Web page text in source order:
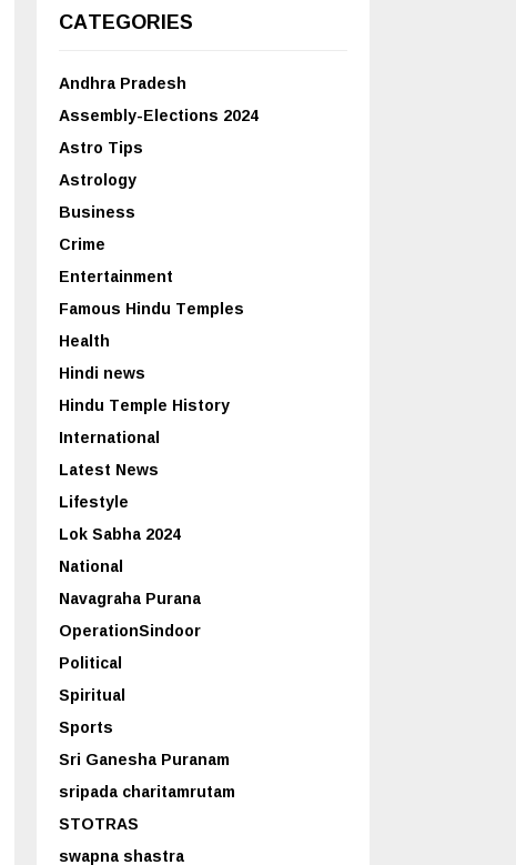
CATEGORIES
Andhra Pradesh
Assembly-Elections 2024
Astro Tips
Astrology
Business
Crime
Entertainment
Famous Hindu Temples
Health
Hindi news
Hindu Temple History
International
Latest News
Lifestyle
Lok Sabha 2024
National
Navagraha Purana
OperationSindoor
Political
Spiritual
Sports
Sri Ganesha Puranam
sripada charitamrutam
STOTRAS
swapna shastra